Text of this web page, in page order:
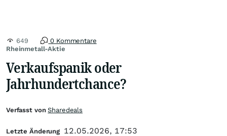
Rheinmetall-Aktie
649 0 Kommentare
Verkaufspanik oder
Jahrhundertchance?
Verfasst vonSharedeals
Letzte Änderung 12.05.2026, 17:53